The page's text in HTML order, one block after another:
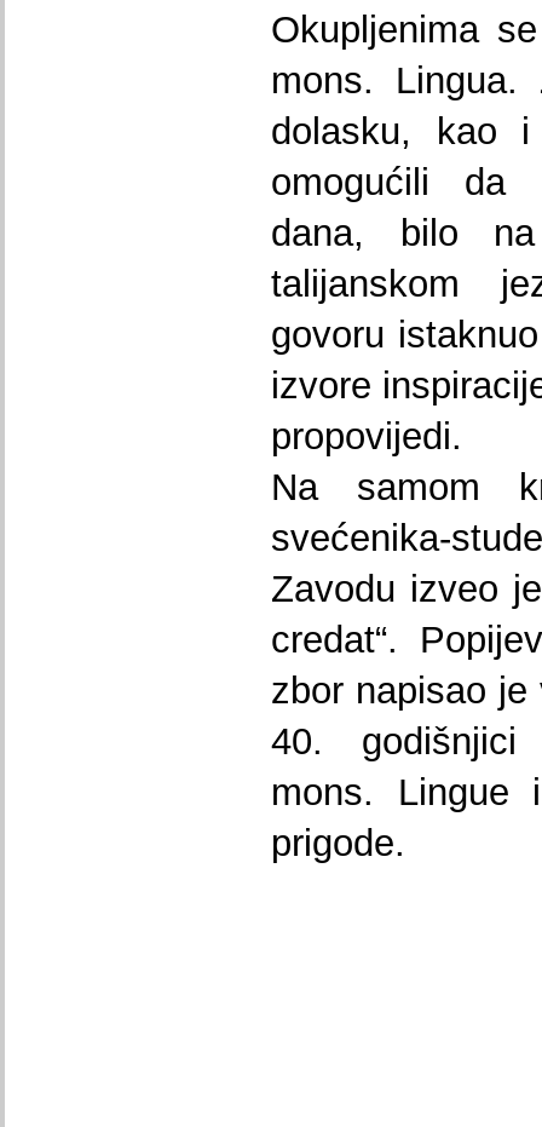
Okupljenima
mons.
dolasku, kao
omogućili da
dana, bilo
talijanskom
govoru
izvore
propovijedi.
Na samom
svećenika-
Zavodu izveo
credat“.
zbor napisao
40. godišnjici
mons.
prigode.